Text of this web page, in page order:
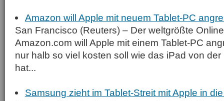
Amazon will Apple mit neuem Tablet-PC
San Francisco (Reuters) – Der weltgrößte
Amazon.com will Apple mit einem Tablet-PC
nur halb so viel kosten soll wie das iPad von
hat...
Samsung zieht im Tablet-Streit mit Apple in